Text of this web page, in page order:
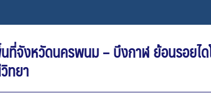
งหวัดนครพนม – บึงกาฬ ย้อนรอยได
ทยา